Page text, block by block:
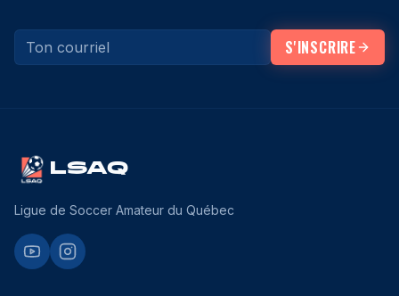
S'INSCRIRE
LSAQ
Ligue de Soccer Amateur du Québec